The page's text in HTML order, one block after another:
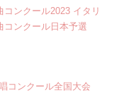
コンクール2023 イタリ
コンクール日本予選
コンクール全国大会